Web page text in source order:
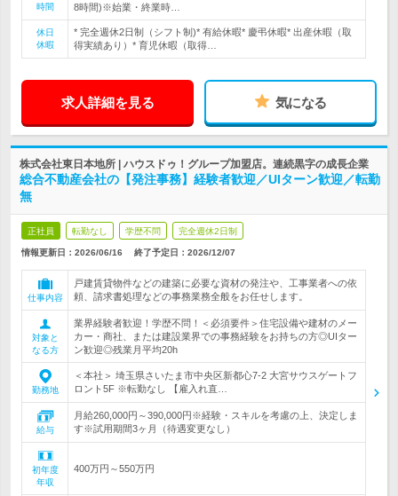
時間
8時間)※始業・終業時…
休日
休暇
* 完全週休2日制（シフト制)* 有給休暇* 慶弔休暇* 出産休暇（取
得実績あり）* 育児休暇（取得…
求人詳細を見る 気になる
株式会社東日本地所 | ハウスドゥ！グループ加盟店。連続黒字の成長企業
総合不動産会社の【発注事務】経験者歓迎／UIターン歓迎／転勤
無
正社員 転勤なし 学歴不問 完全週休2日制
情報更新日：2026/06/16 終了予定日： 2026/12/07
仕事内容
戸建賃貸物件などの建築に必要な資材の発注や、工事業者への依
頼、請求書処理などの事務業務全般をお任せします。
対象と
なる方
業界経験者歓迎！学歴不問！＜必須要件＞住宅設備や建材のメー
カー・商社、または建設業界での事務経験をお持ちの方◎UIター
ン歓迎◎残業月平均20h
勤務地
＜本社＞ 埼玉県さいたま市中央区新都心7-2 大宮サウスゲートフ
ロント5F ※転勤なし 【雇入れ直…
給与
月給260,000円～390,000円※経験・スキルを考慮の上、決定しま
す※試用期間3ヶ月（待遇変更なし）
初年度
年収
400万円～550万円